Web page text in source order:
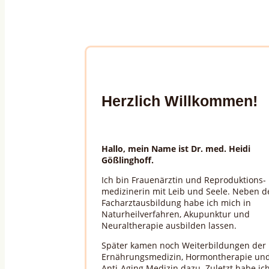
Herzlich Willkommen!
Hallo, mein Name ist Dr. med. Heidi
Gößlinghoff.
Ich bin Frauenärztin und Reproduktions-
medizinerin mit Leib und Seele. Neben
Facharztausbildung habe ich mich in
Naturheilverfahren, Akupunktur und
Neuraltherapie ausbilden lassen.
Später kamen noch Weiterbildungen der
Ernährungsmedizin, Hormontherapie